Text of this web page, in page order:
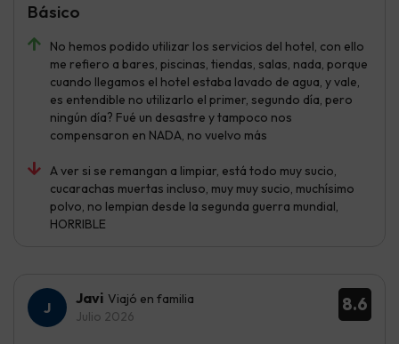
No hemos podido utilizar los servicios del hotel, con ello
me refiero a bares, piscinas, tiendas, salas, nada, porque
cuando llegamos el hotel estaba lavado de agua, y vale,
es entendible no utilizarlo el primer, segundo día, pero
ningún día? Fué un desastre y tampoco nos
compensaron en NADA, no vuelvo más
A ver si se remangan a limpiar, está todo muy sucio,
cucarachas muertas incluso, muy muy sucio, muchísimo
polvo, no lempian desde la segunda guerra mundial,
HORRIBLE
Básico
8.6
Javi Viajó en familia
Julio 2026